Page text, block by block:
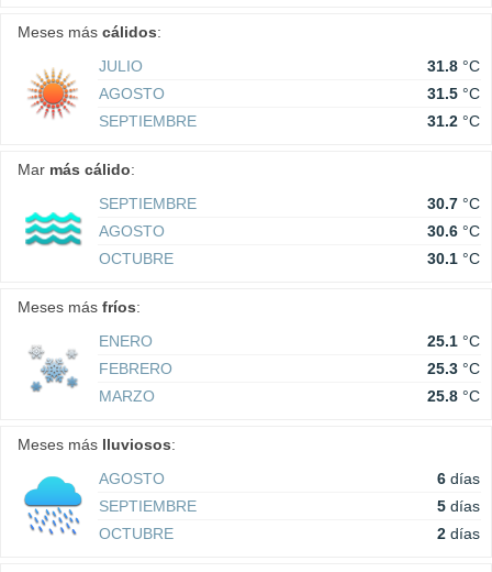
Meses más cálidos:
JULIO
31.8 °C
AGOSTO
31.5 °C
SEPTIEMBRE
31.2 °C
Mar más cálido:
SEPTIEMBRE
30.7 °C
AGOSTO
30.6 °C
OCTUBRE
30.1 °C
Meses más fríos:
ENERO
25.1 °C
FEBRERO
25.3 °C
MARZO
25.8 °C
Meses más lluviosos:
AGOSTO
6 días
SEPTIEMBRE
5 días
OCTUBRE
2 días